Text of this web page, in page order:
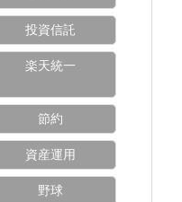
投資信託
楽天統一
節約
資産運用
野球